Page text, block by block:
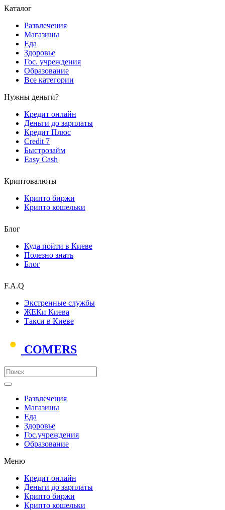
Каталог
Развлечения
Магазины
Еда
Здоровье
Гос. учреждения
Образование
Все категории
Нужны деньги?
Кредит онлайн
Деньги до зарплаты
Кредит Плюс
Credit 7
Быстрозайм
Easy Cash
Криптовалюты
Крипто биржи
Крипто кошельки
Блог
Куда пойти в Киеве
Полезно знать
Блог
F.A.Q
Экстренные службы
ЖЕКи Киева
Такси в Киеве
COMERS
Развлечения
Магазины
Еда
Здоровье
Гос.учреждения
Образование
Меню
Кредит онлайн
Деньги до зарплаты
Крипто биржи
Крипто кошельки